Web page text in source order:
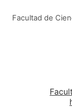
Facultad de